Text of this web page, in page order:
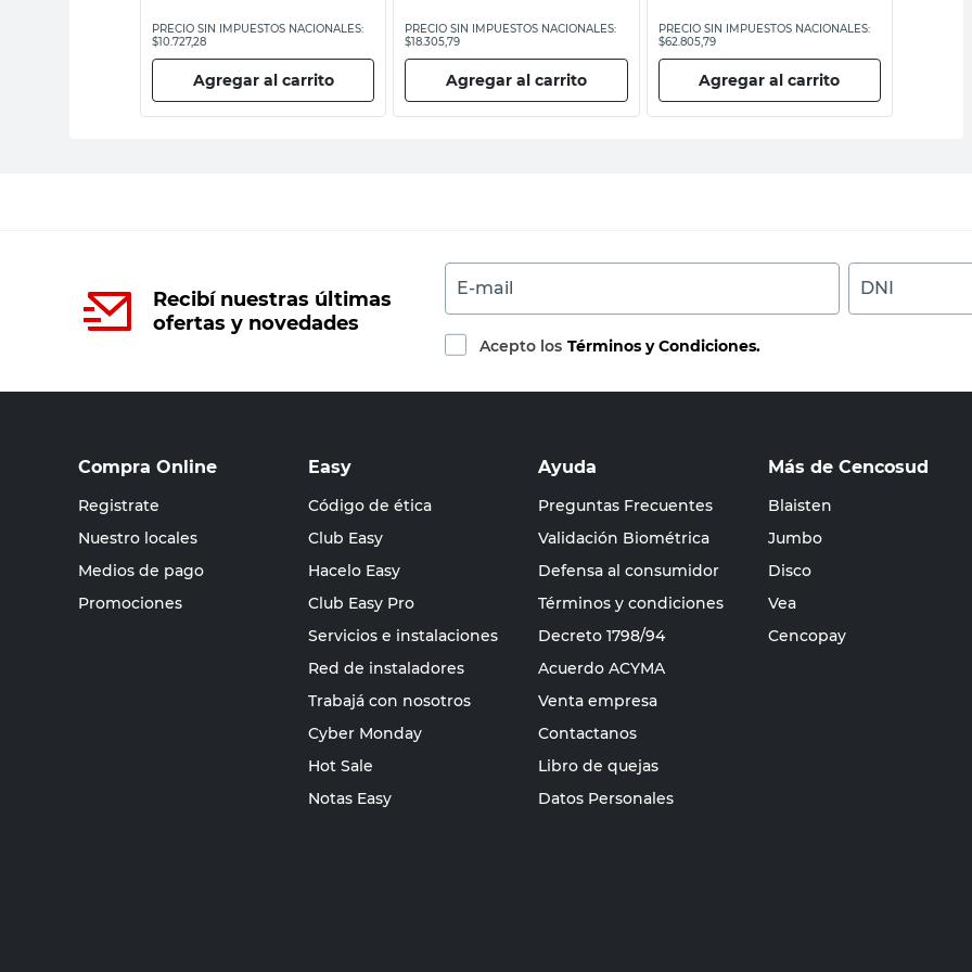
PRECIO SIN IMPUESTOS NACIONALES:
$10.727,28
Agregar al carrito
PRECIO SIN IMPUESTOS NACIONALES:
$18.305,79
Agregar al carrito
PRECIO SIN IMPUESTOS NACIONALES:
$62.805,79
Agregar al carrito
Recibí nuestras últimas
ofertas y novedades
E-mail DNI
Acepto los Términos y Condiciones.
Compra Online
Registrate
Nuestro locales
Medios de pago
Promociones
Easy
Código de ética
Club Easy
Hacelo Easy
Club Easy Pro
Servicios e instalaciones
Red de instaladores
Trabajá con nosotros
Cyber Monday
Hot Sale
Notas Easy
Ayuda
Preguntas Frecuentes
Validación Biométrica
Defensa al consumidor
Términos y condiciones
Decreto 1798/94
Acuerdo ACYMA
Venta empresa
Contactanos
Libro de quejas
Datos Personales
Más de Cencosud
Blaisten
Jumbo
Disco
Vea
Cencopay